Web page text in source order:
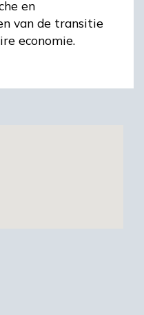
en
van de transitie
economie.